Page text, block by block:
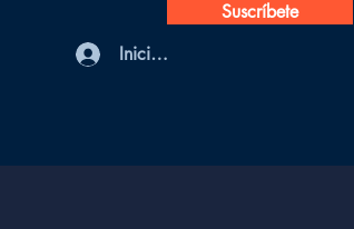
Iniciar sesión
Suscríbete